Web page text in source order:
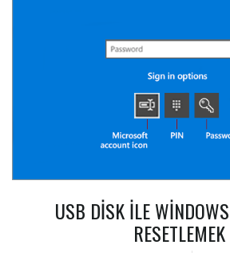
USB DISK ILE
RESETLEMEK